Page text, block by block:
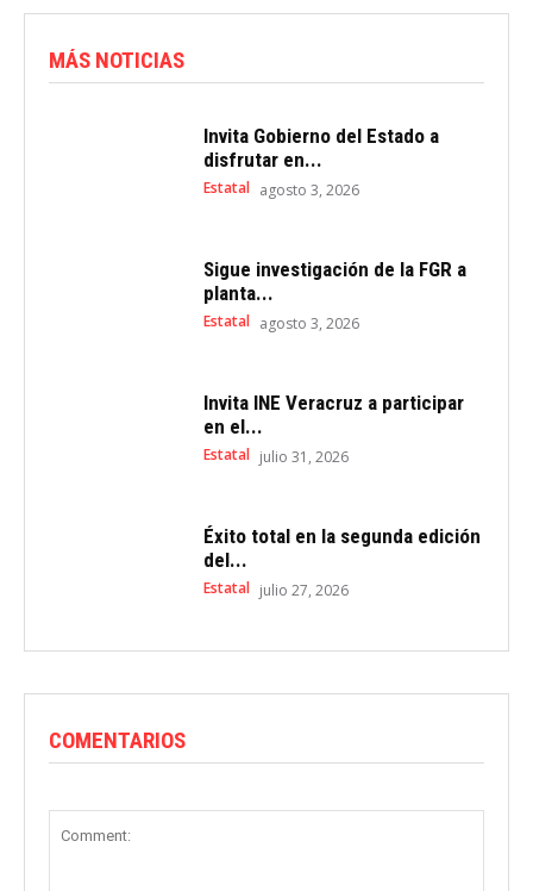
MÁS NOTICIAS
Invita Gobierno del Estado a
disfrutar en...
Estatal agosto 3, 2026
Sigue investigación de la FGR a
planta...
Estatal agosto 3, 2026
Invita INE Veracruz a participar
en el...
Estatal julio 31, 2026
Éxito total en la segunda edición
del...
Estatal julio 27, 2026
COMENTARIOS